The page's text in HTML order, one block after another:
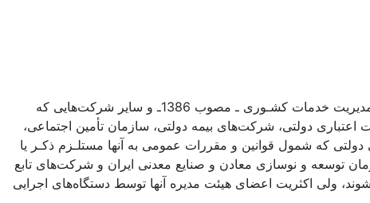
ماده1ـ کلیه شرکت‌های دولتی موضوع ماده (4) قانـون مدیریت خدمات کشـوری ـ مصوب 1386ـ و سایر شرکت‌هایی که
اعتباری دولتی، شرکت‌های بیمه دولتی، سازمان تأمین اجتماعی،
که شمول قوانین و مقررات عمومی به آنها مستلـزم ذکـر یا
توسعه و نوسازی معادن و صنایع معدنی ایران و شرکت‌های تابع
که به مفهوم ماده(4) قانون مدیریت خدمات کشوری ـ مصوب1386ـ دولتی تلقی نمی‌شوند، ولی اکثریت اعضای هیئت مدیره آنها توسط دستگاه‌های اجرایی